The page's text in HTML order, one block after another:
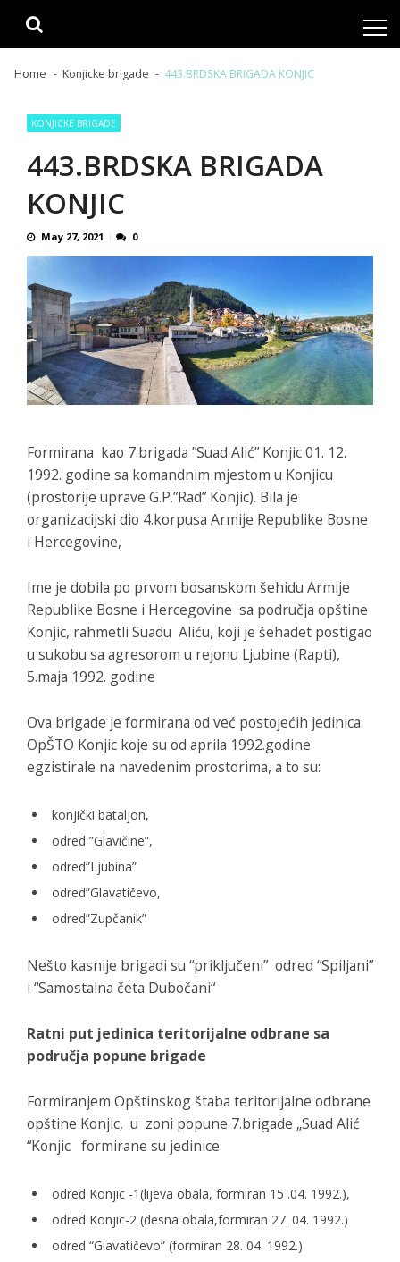
Home Konjicke brigade 443.BRDSKA BRIGADA KONJIC
KONJICKE BRIGADE
443.BRDSKA BRIGADA
KONJIC
May 27, 2021 0
Formirana kao 7.brigada ”Suad Alić” Konjic 01. 12.
1992. godine sa komandnim mjestom u Konjicu
(prostorije uprave G.P.”Rad” Konjic). Bila je
organizacijski dio 4.korpusa Armije Republike Bosne
i Hercegovine,
Ime je dobila po prvom bosanskom šehidu Armije
Republike Bosne i Hercegovine sa područja opštine
Konjic, rahmetli Suadu Aliću, koji je šehadet postigao
u sukobu sa agresorom u rejonu Ljubine (Rapti),
5.maja 1992. godine
Ova brigade je formirana od već postojećih jedinica
OpŠTO Konjic koje su od aprila 1992.godine
egzistirale na navedenim prostorima, a to su:
konjički bataljon,
odred ”Glavičine”,
odred”Ljubina”
odred”Glavatičevo,
odred”Zupčanik”
Nešto kasnije brigadi su “priključeni” odred “Spiljani”
i “Samostalna četa Dubočani“
Ratni put jedinica teritorijalne odbrane sa
područja popune brigade
Formiranjem Opštinskog štaba teritorijalne odbrane
opštine Konjic, u zoni popune 7.brigade „Suad Alić
“Konjic formirane su jedinice
odred Konjic -1(lijeva obala, formiran 15 .04. 1992.),
odred Konjic-2 (desna obala,formiran 27. 04. 1992.)
odred “Glavatičevo” (formiran 28. 04. 1992.)